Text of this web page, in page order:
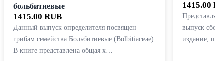
больбитиевые
1415.00 RUB
Данный выпуск определителя посвящен
грибам семейства Больбитиевые (Bolbitiaceae).
В книге представлена общая х…
1415.00
выпуск
издание,